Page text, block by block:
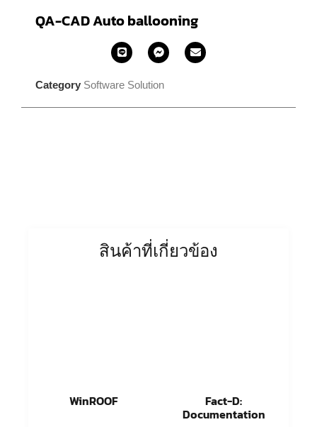
QA-CAD Auto ballooning
Category Software Solution
สินค้าที่เกี่ยวข้อง
WinROOF
Fact-D:
Documentation